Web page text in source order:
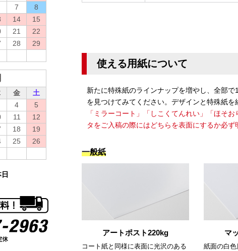
7
8
14
15
21
22
28
29
金
土
4
5
11
12
18
19
25
26
使える用紙について
新たに特殊紙のラインナップを増やし、全部
を見つけてみてください。デザインと特殊紙
「ミラーコート」「しこくてんれい」「ほそ
タをご入稿の際にはどちらを表面にするか必ず
一般紙
アートポスト220kg
コート紙と同様に表面に光沢のある
マ
紙面の白